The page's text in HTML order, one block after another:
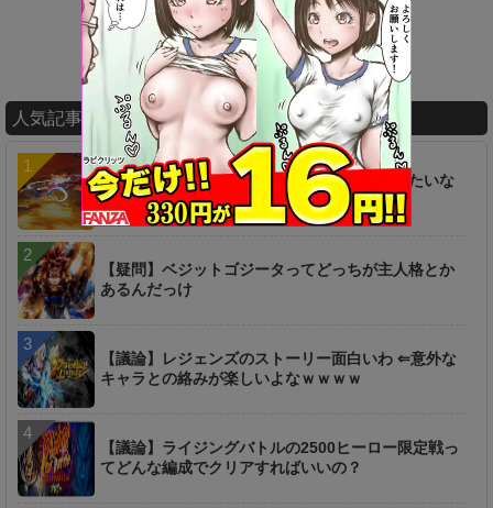
人気記事ランキング
【話題】レジェンズの周年ガシャって〇〇みたいな
ガシャあるの？
【疑問】ベジットゴジータってどっちが主人格とか
あるんだっけ
【議論】レジェンズのストーリー面白いわ ⇐意外な
キャラとの絡みが楽しいよなｗｗｗｗ
【議論】ライジングバトルの2500ヒーロー限定戦っ
てどんな編成でクリアすればいいの？